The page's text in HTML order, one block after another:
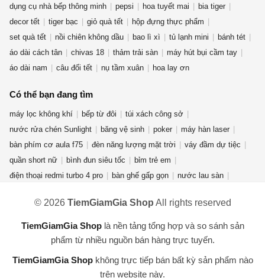
dụng cụ nhà bếp thông minh
pepsi hoa tuyết mai
bia tiger
decor tết
tiger bạc giỏ quà tết
hộp đựng thực phẩm
set quà tết
nồi chiên không dầu bao lì xì tủ lạnh mini
bánh tét
áo dài cách tân
chivas 18 thảm trải sàn
máy hút bụi cầm tay
áo dài nam
câu đối tết nụ tầm xuân hoa lay ơn
Có thể bạn đang tìm
máy lọc không khí bếp từ đôi
túi xách công sở
nước rửa chén Sunlight
băng vệ sinh poker
máy hàn laser
bàn phím cơ aula f75
đèn năng lượng mặt trời
váy đầm dự tiệc
quần short nữ
bình đun siêu tốc
bỉm trẻ em
điện thoại redmi turbo 4 pro
bàn ghế gấp gọn
nước lau sàn
máy giặt cửa ngang
phụ kiện thời trang
áo khoác nam
nước hoa mini
gấu bông hải cẩu bột giặt OMO
máy xay sinh tố
máy hút ẩm kem forencos trắng túi đeo
© 2026 TiemGiamGia Shop All rights reserved
TiemGiamGia Shoplà nền tảng tổng hợp và so sánh sản
phẩm từ nhiều nguồn bán hàng trực tuyến.
TiemGiamGia Shopkhông trực tiếp bán bất kỳ sản phẩm nào
trên website này.